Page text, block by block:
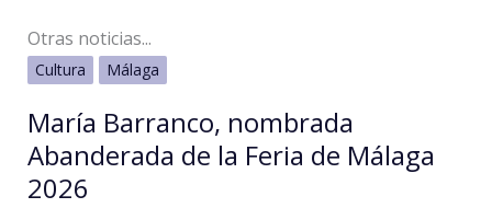
Otras noticias...
Cultura Málaga
María Barranco, nombrada
Abanderada de la Feria de Málaga
2026